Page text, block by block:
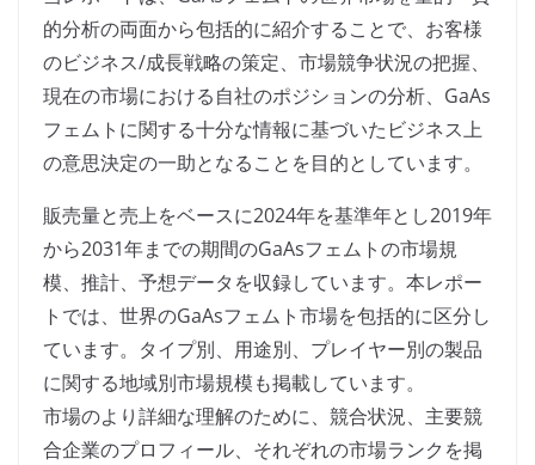
的分析の両面から包括的に紹介することで、お客様
のビジネス/成長戦略の策定、市場競争状況の把握、
現在の市場における自社のポジションの分析、GaAs
フェムトに関する十分な情報に基づいたビジネス上
の意思決定の一助となることを目的としています。
販売量と売上をベースに2024年を基準年とし2019年
から2031年までの期間のGaAsフェムトの市場規
模、推計、予想データを収録しています。本レポー
トでは、世界のGaAsフェムト市場を包括的に区分し
ています。タイプ別、用途別、プレイヤー別の製品
に関する地域別市場規模も掲載しています。
市場のより詳細な理解のために、競合状況、主要競
合企業のプロフィール、それぞれの市場ランクを掲